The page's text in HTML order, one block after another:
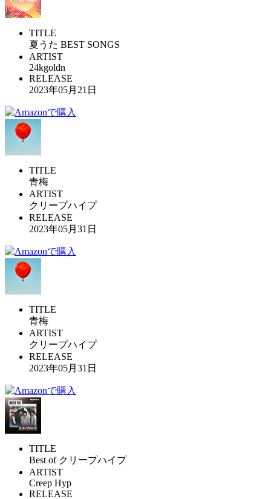
TITLE
夏うた BEST SONGS
ARTIST
24kgoldn
RELEASE
2023年05月21日
TITLE
青梅
ARTIST
クリープハイプ
RELEASE
2023年05月31日
TITLE
青梅
ARTIST
クリープハイプ
RELEASE
2023年05月31日
TITLE
Best of クリープハイプ
ARTIST
Creep Hyp
RELEASE